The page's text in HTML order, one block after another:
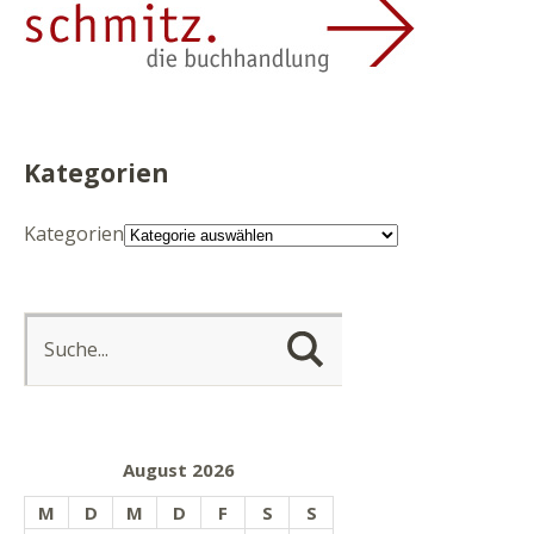
Kategorien
Kategorien
August 2026
M
D M D F S S